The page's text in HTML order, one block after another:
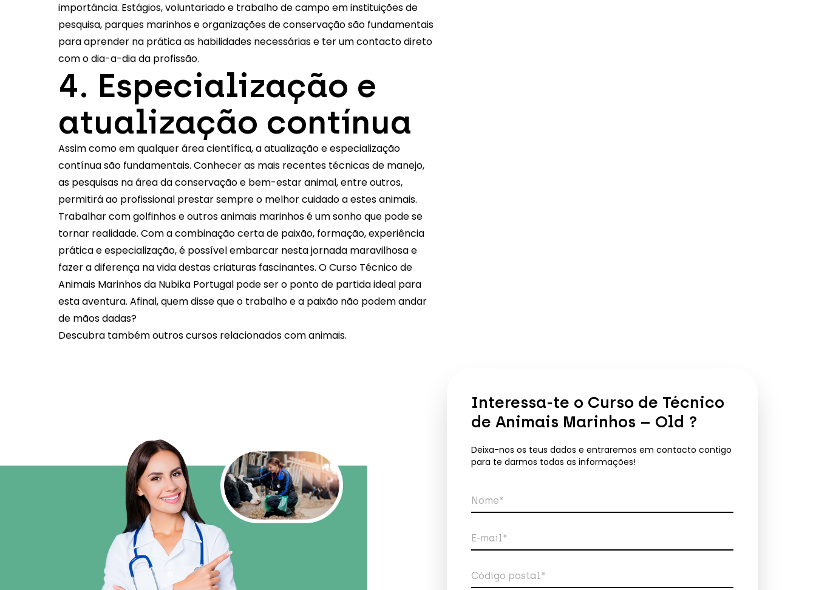
importância. Estágios, voluntariado e trabalho de campo em instituições de
pesquisa, parques marinhos e organizações de conservação são fundamentais
para aprender na prática as habilidades necessárias e ter um contacto direto
com o dia-a-dia da profissão.
4. Especialização e
atualização contínua
Assim como em qualquer área científica, a atualização e especialização
contínua são fundamentais. Conhecer as mais recentes técnicas de manejo,
as pesquisas na área da conservação e bem-estar animal, entre outros,
permitirá ao profissional prestar sempre o melhor cuidado a estes animais.
Trabalhar com golfinhos e outros animais marinhos é um sonho que pode se
tornar realidade. Com a combinação certa de paixão, formação, experiência
prática e especialização, é possível embarcar nesta jornada maravilhosa e
fazer a diferença na vida destas criaturas fascinantes. O Curso Técnico de
Animais Marinhos da Nubika Portugal pode ser o ponto de partida ideal para
esta aventura. Afinal, quem disse que o trabalho e a paixão não podem andar
de mãos dadas?
Descubra também outroscursos relacionados com animais.
Interessa-te o Curso de Técnico
de Animais Marinhos – Old ?
Deixa-nos os teus dados e entraremos em contacto contigo
para te darmos todas as informações!
Nome*
E-mail*
Telefone*
Código postal*